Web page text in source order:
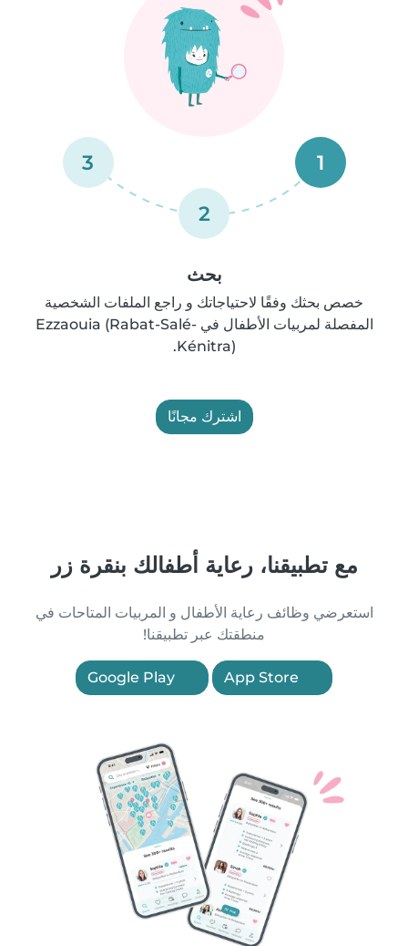
1
2
3
بحث
خصص بحثك وفقًا لاحتياجاتك و راجع الملفات الشخصية
المفصلة لمربيات الأطفال في Ezzaouia (Rabat-Salé-
Kénitra).
اشترك مجانًا
مع تطبيقنا، رعاية أطفالك بنقرة زر
استعرضي وظائف رعاية الأطفال و المربيات المتاحات في
منطقتك عبر تطبيقنا!